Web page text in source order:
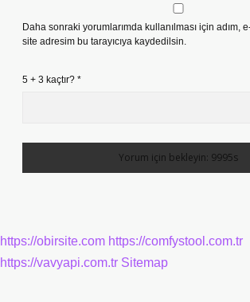
Daha sonraki yorumlarımda kullanılması için adım,
site adresim bu tarayıcıya kaydedilsin.
5 + 3 kaçtır? *
https://obirsite.com https://comfystool.com.tr
https://vavyapi.com.tr Sitemap